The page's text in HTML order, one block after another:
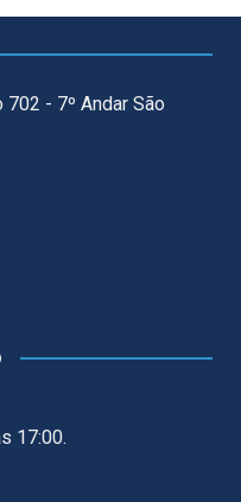
- 7º Andar São
17:00.